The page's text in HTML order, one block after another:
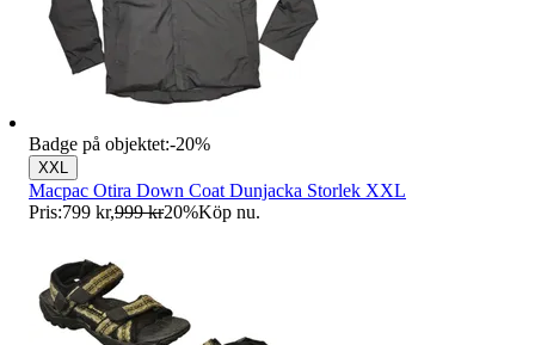
Badge på objektet:-20%
XXL
Macpac Otira Down Coat Dunjacka Storlek XXL
Pris:799 kr,999 kr20%Köp nu.